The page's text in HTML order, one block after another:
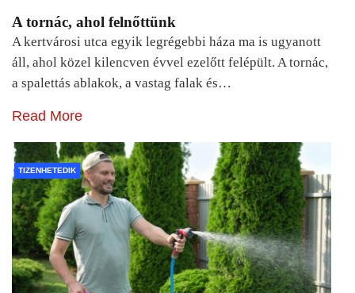
A tornác, ahol felnőttünk
A kertvárosi utca egyik legrégebbi háza ma is ugyanott
áll, ahol közel kilencven évvel ezelőtt felépült. A tornác,
a spalettás ablakok, a vastag falak és…
Read More
TIZENHETEDIK